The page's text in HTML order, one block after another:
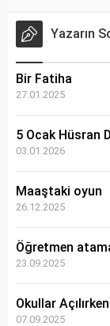
Yazarın
Bir Fatiha
27.01.2025
5 Ocak Hüsran
03.01.2026
Maaştaki oyun
26.12.2025
Öğretmen
23.09.2025
Okullar
07.09.2025